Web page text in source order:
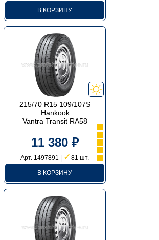
В КОРЗИНУ
215/70 R15 109/107S
Hankook
Vantra Transit RA58
11 380 ₽
Арт. 1497891 | ✓81 шт.
В КОРЗИНУ